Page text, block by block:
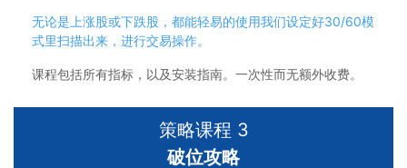
无论是上涨股或下跌股，都能轻易的使用我们设定好30/60模
式里扫描出来，进行交易操作。
课程包括所有指标，以及安装指南。一次性而无额外收费。
策略课程 3
破位攻略